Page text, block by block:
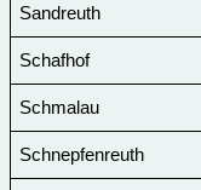
Sandreuth
Schafhof
Schmalau
Schnepfenreuth